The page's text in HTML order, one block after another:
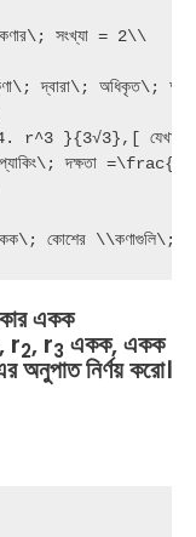
সংখ্যা = 2\\
কণা\; দ্বারা\;
r^3 }{3√3},[
প্যাকিং\;
কোশের
একক
, r2, r3 একক,একক
অনুপাতনির্ণয়করো।